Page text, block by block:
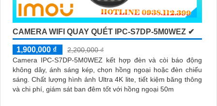
CAMERA WIFI QUAY QUÉT IPC-S7DP-5M0WEZ ✔
1,900,000 ₫
2,200,000 ₫
Camera IPC-S7DP-5M0WEZ kết hợp đèn và còi báo động
không dây, ánh sáng kép, chọn hồng ngoại hoặc đèn chiếu
sáng. Chất lượng hình ảnh Ultra 4K lite, tiết kiệm băng thông
và chi phí, giám sát ban đêm tốt với hồng ngoại 50m